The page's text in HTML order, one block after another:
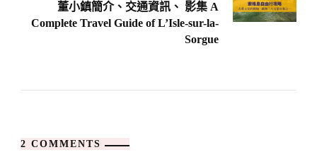
董小鎮簡介、交通資訊、 影集 A
Complete Travel Guide of L’Isle-sur-la-
Sorgue
2 COMMENTS